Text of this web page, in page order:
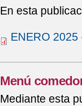
En esta
ENERO 2025
Menú
Mediante esta